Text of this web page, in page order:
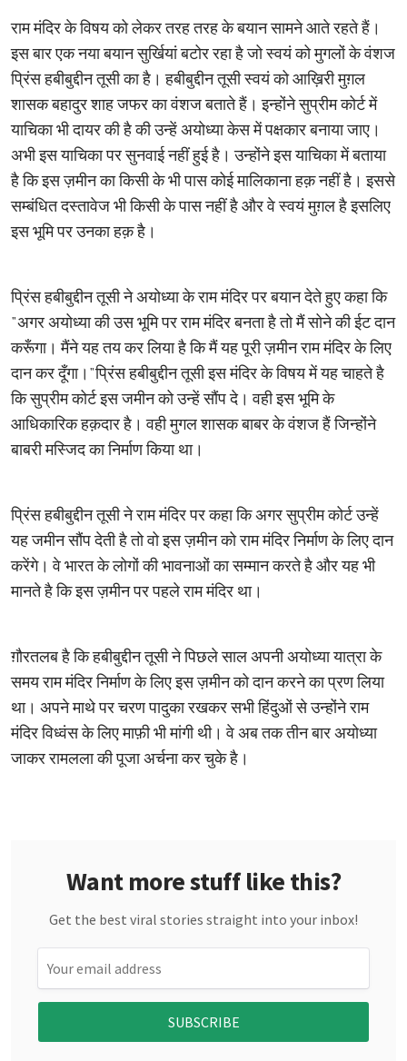
राम मंदिर के विषय को लेकर तरह तरह के बयान सामने आते रहते हैं।
इस बार एक नया बयान सुर्खियां बटोर रहा है जो स्वयं को मुगलों के वंशज
प्रिंस हबीबुद्दीन तूसी का है। हबीबुद्दीन तूसी स्वयं को आख़िरी मुग़ल
शासक बहादुर शाह जफर का वंशज बताते हैं। इन्होंने सुप्रीम कोर्ट में
याचिका भी दायर की है की उन्हें अयोध्‍या केस में पक्षकार बनाया जाए।
अभी इस याचिका पर सुनवाई नहीं हुई है। उन्होंने इस याचिका में बताया
है कि इस ज़मीन का किसी के भी पास कोई मालिकाना हक़ नहीं है। इससे
सम्बंधित दस्तावेज भी किसी के पास नहीं है और वे स्वयं मुग़ल है इसलिए
इस भूमि पर उनका हक़ है।
प्रिंस हबीबुद्दीन तूसी ने अयोध्‍या के राम मंदिर पर बयान देते हुए कहा कि
"अगर अयोध्‍या की उस भूमि पर राम मंदिर बनता है तो मैं सोने की ईट दान
करूँगा। मैंने यह तय कर लिया है कि मैं यह पूरी ज़मीन राम मंदिर के लिए
दान कर दूँगा।"प्रिंस हबीबुद्दीन तूसी इस मंदिर के विषय में यह चाहते है
कि सुप्रीम कोर्ट इस जमीन को उन्हें सौंप दे। वही इस भूमि के
आधिकारिक हक़दार है। वही मुगल शासक बाबर के वंशज हैं जिन्होंने
बाबरी मस्जिद का निर्माण किया था।
प्रिंस हबीबुद्दीन तूसी ने राम मंदिर पर कहा कि अगर सुप्रीम कोर्ट उन्हें
यह जमीन सौंप देती है तो वो इस ज़मीन को राम मंदिर निर्माण के लिए दान
करेंगे। वे भारत के लोगों की भावनाओं का सम्मान करते है और यह भी
मानते है कि इस ज़मीन पर पहले राम मंदिर था।
ग़ौरतलब है कि हबीबुद्दीन तूसी ने पिछले साल अपनी अयोध्‍या यात्रा के
समय राम मंदिर निर्माण के लिए इस ज़मीन को दान करने का प्रण लिया
था। अपने माथे पर चरण पादुका रखकर सभी हिंदुओं से उन्होंने राम
मंदिर विध्वंस के लिए माफ़ी भी मांगी थी। वे अब तक तीन बार अयोध्‍या
जाकर रामलला की पूजा अर्चना कर चुके है।
Want more stuff like this?
Get the best viral stories straight into your inbox!
SUBSCRIBE